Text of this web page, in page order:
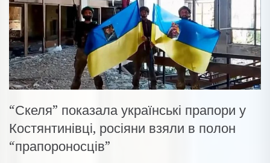
“Скеля” показала українські прапори у
Костянтинівці, росіяни взяли в полон
“прапороносців”